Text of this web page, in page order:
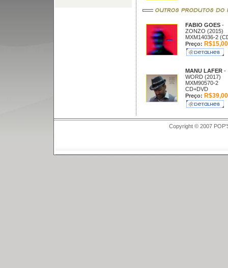
FABIO GOES -
ZONZO (2015)
MXM14036-2
Preço: R$15,00
MANU LAFER -
WORD (2017)
MXM90570-2
CD+DVD
Preço: R$39,00
Copyright © 2007